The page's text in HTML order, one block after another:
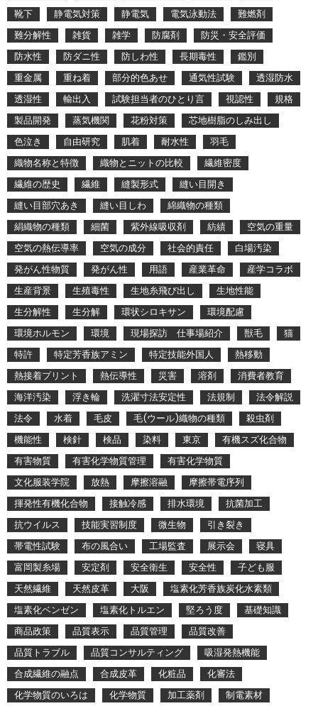
靴下
静電気対策 静電気 電気泳動法
難燃剤
難分解性
雑貨 雑学 防腐剤
防災・安全評価
防水性
防ダニ性 防しわ性 長期毒性
鑑別
重金属
重ね着 部分的色あせ 通気性試験
透湿防水
透湿性
輸出入 試験担当者のひとり言 視認性
規格
製品開発
蒸気機関 花粉対策
芯地樹脂のしみ出し
色泣き
自由研究 肌着 耐水性
羽毛
織物名称と特徴
織物とニットの比較
繊維密度
繊維の歴史
繊維 縫製形式
縫い目開き
縫い目部穴あき
縫い目しわ
綿織物の種類
絹織物の種類
細菌 紫外線吸収剤 紡績
空気の重量
空気の熱伝導率
空気の成分 社会的責任
白場汚染
発がん性物質
発がん性 用語 産業革命
産学コラボ
生産背景
生殖毒性 生地糸飛び出し
生地性能
生分解性
生分解 環状シロキサン
環境配慮
環境ホルモン
環境 現場探訪 仕事場紹介 獣毛
猫
特許
特定芳香族アミン 特定技能外国人
熱移動
熱接着プリント
熱伝導性 災害 溶剤
消費者教育
海洋汚染
浮き輪 洗濯寸法安定性 法規制
法令解説
法令
水着 毛皮 毛(ウール)織物の種類
殺虫剤
機能性
検針 検品 染料 東京
有機スズ化合物
有害物質
有害化学物質管理
有害化学物質
文化服装学院
放熱 摩擦溶融
摩擦帯電序列
揮発性有機化合物
接触冷感 排水環境
抗菌加工
抗ウイルス
技能実習制度 微生物
引き裂き
帯電性試験
布の風合い 工場監査 展示会
寝具
富岡製糸場
安定剤 安全衛生 安全性
子ども服
天然繊維
天然皮革 大阪
塩素化芳香族炭化水素類
塩素化ベンゼン
塩素化トルエン 堅ろう度
基礎知識
商品政策
品質表示 品質管理
品質改善
品質トラブル
品質コンサルティング
吸湿発熱機能
合成繊維の融点
合成皮革 化粧品
化審法
化学物質のいろは
化学物質 加工薬剤
制電素材